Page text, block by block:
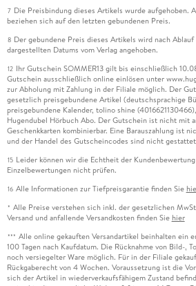
7 Die Preisbindung dieses Artikels wurde aufgehoben.
beziehen sich auf den letzten gebundenen Preis.
8 Der gebundene Preis dieses Artikels wird nach
dargestellten Datums vom Verlag angehoben.
12 Ihr Gutschein SOMMER13 gilt bis einschließlich
Gutschein ausschließlich online einlösen unter
zur Abholung mit Zahlung in der Filiale möglich. Der
gesetzlich preisgebundene Artikel (deutschsprachige
preisgebundene Kalender, tolino shine
Hugendubel Hörbuch Abo. Der Gutschein ist nicht mit
Geschenkkarten kombinierbar. Eine Barauszahlung ist
und der Handel des Gutscheincodes sind nicht
15 Leider können wir die Echtheit der
Einzelbewertungen nicht prüfen.
16 Alle Informationen zur Tiefpreisgarantie finden Sie
* Alle Preise verstehen sich inkl. der gesetzlichen
Versand und anfallende Versandkosten finden Sie hier
*** Alle online gekauften Versandartikel beinhalten ein
100 Tagen nach Kaufdatum. Die Rücknahme von Bild-,
noch versiegelter Ware möglich. Für in der Filiale
Rückgaberecht von 4 Wochen. Voraussetzung ist die
sich der Artikel in wiederverkaufsfähigem Zustand